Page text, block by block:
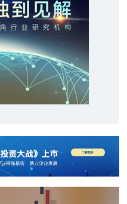
了解更多